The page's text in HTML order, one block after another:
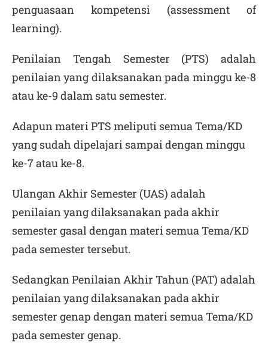
penguasaan kompetensi (assessment of
learning).
Penilaian Tengah Semester (PTS) adalah
penilaian yang dilaksanakan pada minggu ke-8
atau ke-9 dalam satu semester.
Adapun materi PTS meliputi semua Tema/KD
yang sudah dipelajari sampai dengan minggu
ke-7 atau ke-8.
Ulangan Akhir Semester (UAS) adalah
penilaian yang dilaksanakan pada akhir
semester gasal dengan materi semua Tema/KD
pada semester tersebut.
Sedangkan Penilaian Akhir Tahun (PAT) adalah
penilaian yang dilaksanakan pada akhir
semester genap dengan materi semua Tema/KD
pada semester genap.